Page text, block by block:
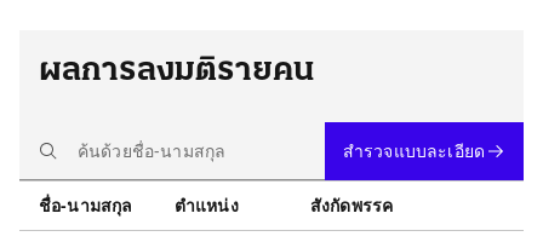
ผลการลงมติรายคน
สำรวจแบบละเอียด
ชื่อ-นามสกุล ตำแหน่ง สังกัดพรรค